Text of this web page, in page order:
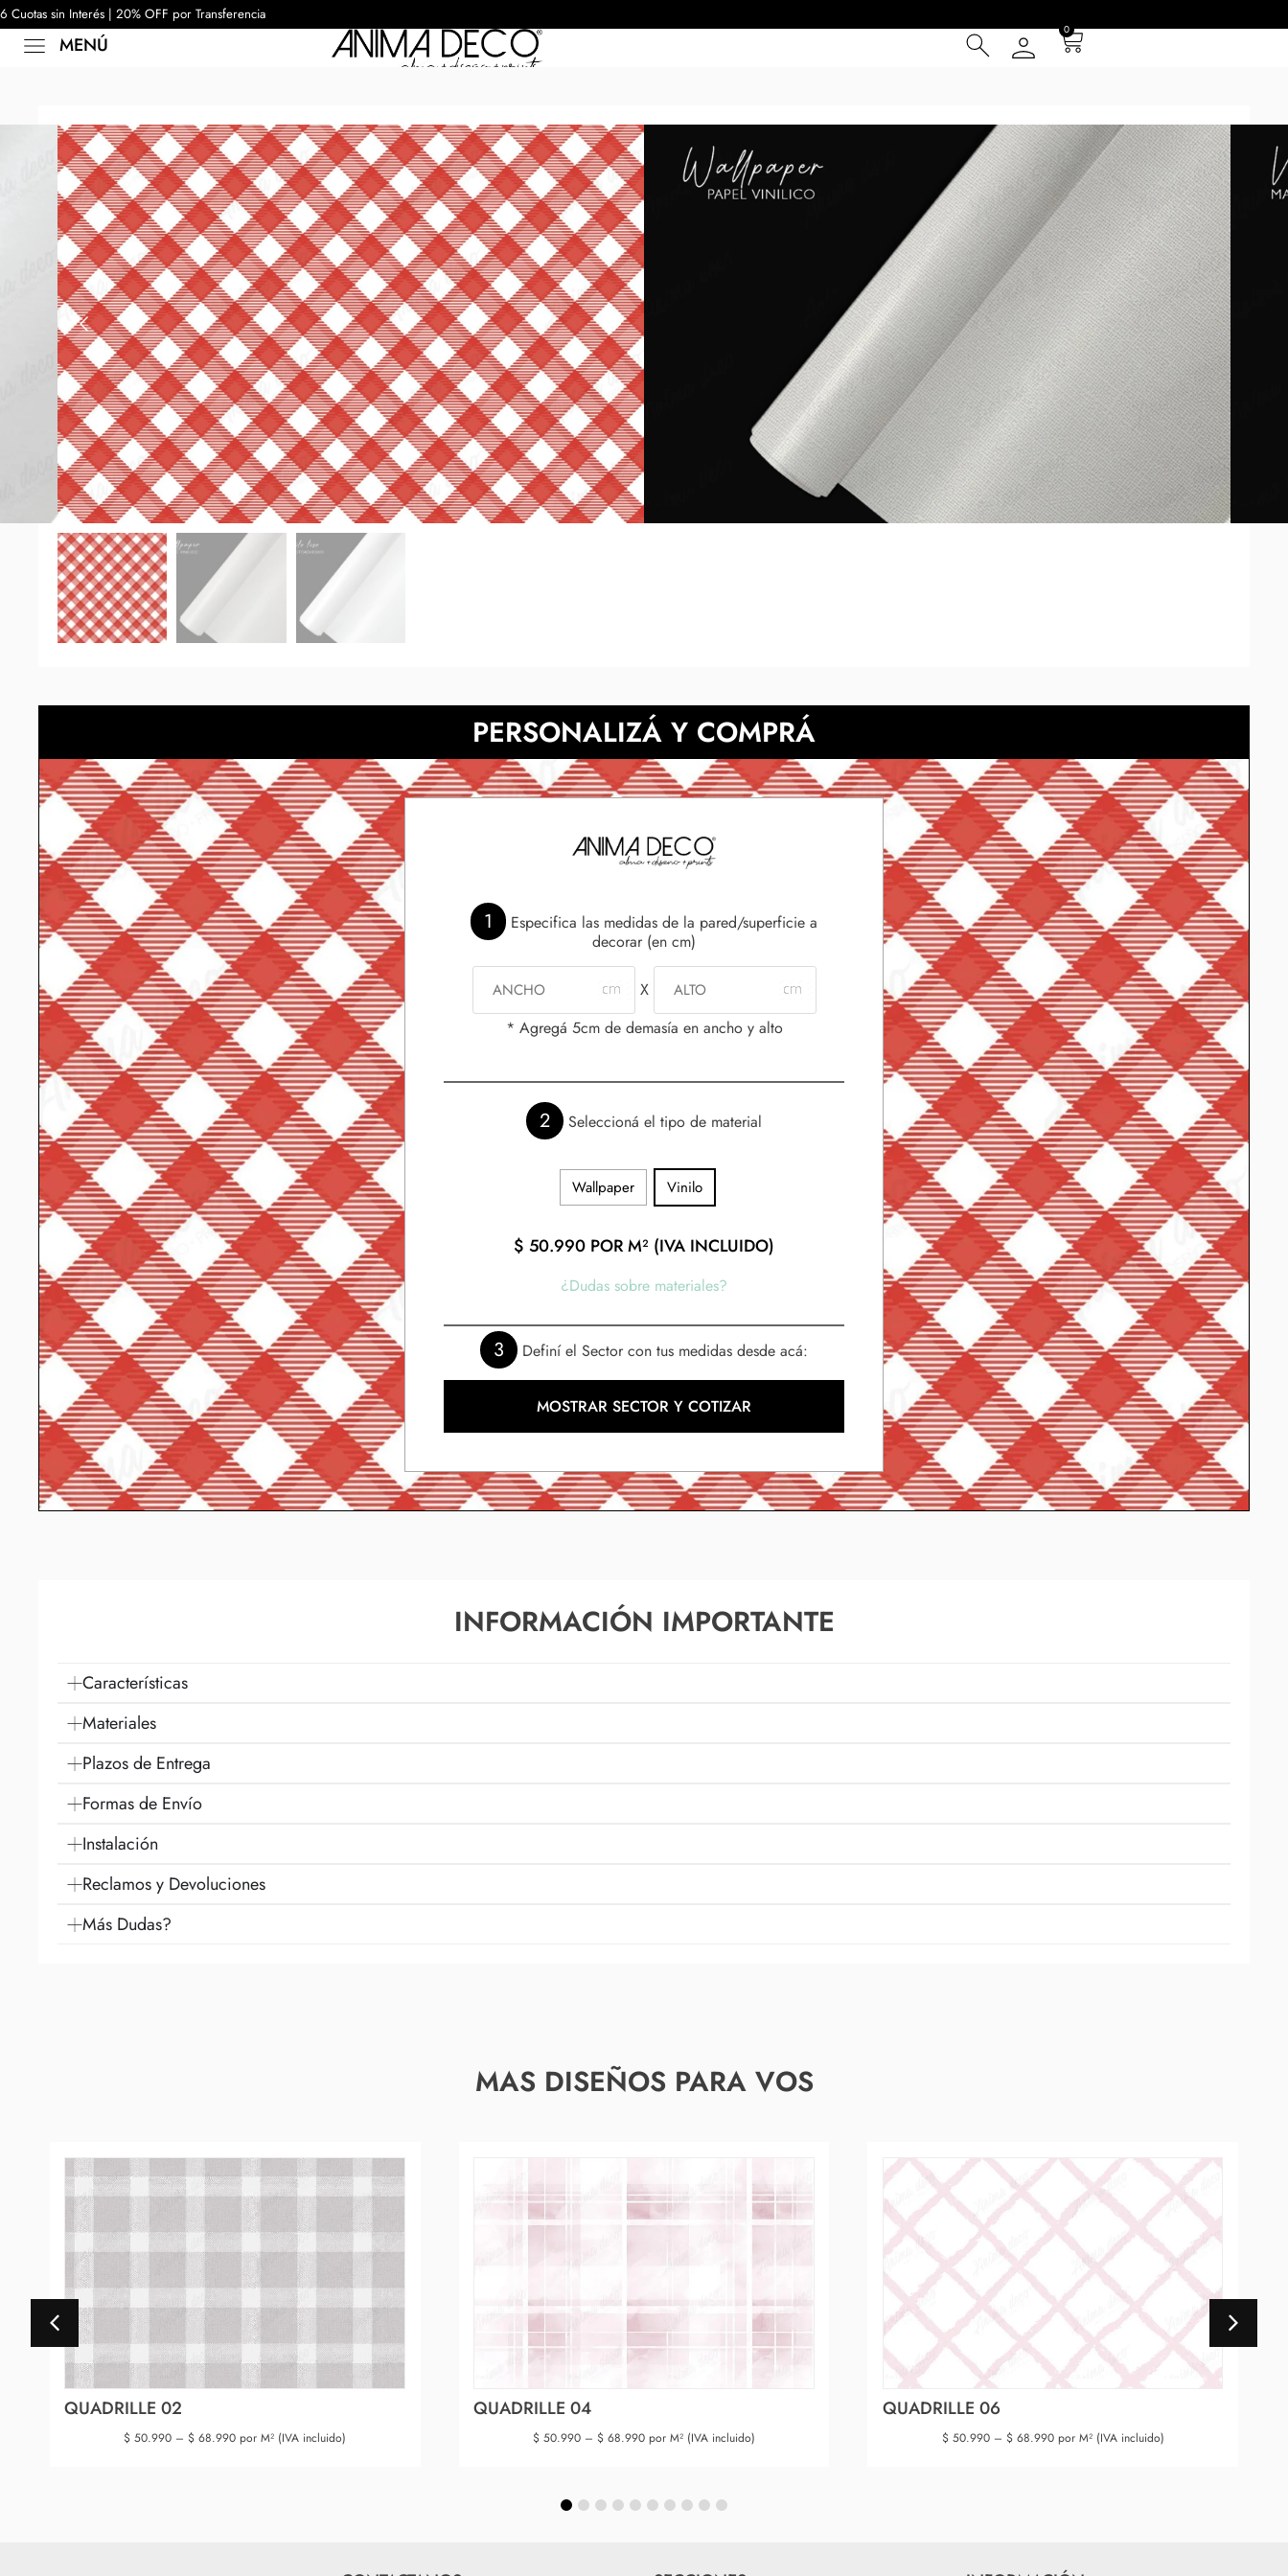
6 Cuotas sin Interés | 20% OFF por Transferencia
MENÚ
0
/ Quadrille 29
QUADRILLE 29
POR M² (IVA INCLUIDO)
6 Cuotas sin Interés con Tarjeta de Crédito
20% OFF por Transferencia
15 días hábiles Plazo de Entrega **
Incluye instrucciones de instalación
*Las imágenes son ilustrativas: el patrón se repite cada 1m y se presentan en paños de 1 m
de ancho por el alto de tu pared. PEDILO EN EL COLOR QUE PREFIERAS. Los tonos
digitales respecto de los impresos pueden diferir según la calibración de cada pantalla.
Presupuesta tu pared con el cotizador eligiendo el material.
NECESITAS MÀS INFORMACIÓN?
PERSONALIZÁ Y COMPRÁ
1
Especifica las medidas de la pared/superficie a
decorar (en cm)
X
* Agregá 5cm de demasía en ancho y alto
2 Seleccioná el tipo de material
Wallpaper Vinilo
$ 50.990 POR M² (IVA INCLUIDO)
¿Dudas sobre materiales?
3 Definí el Sector con tus medidas desde acá:
MOSTRAR SECTOR Y COTIZAR
INFORMACIÓN IMPORTANTE
Características
Materiales
Plazos de Entrega
Formas de Envío
Instalación
Reclamos y Devoluciones
Más Dudas?
MAS DISEÑOS PARA VOS
QUADRILLE 02
$ 50.990 – $ 68.990 por M² (IVA incluido)
QUADRILLE 04
$50.990 – $68.990por M² (IVA incluido)
QUADRILLE 06
$50.990 – $68.990por M² (IVA incluido)